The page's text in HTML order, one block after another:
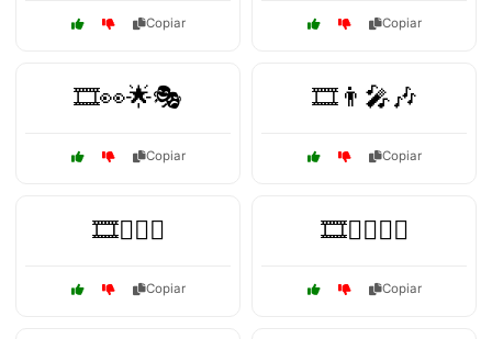
Copiar Copiar
🎞️👀🌟🎭
Copiar
🎞️👨‍🎤🎶
Copiar
🎞️🧙‍♂️⚔️
Copiar
🎞️🧛‍♂️🧟‍♀️
Copiar